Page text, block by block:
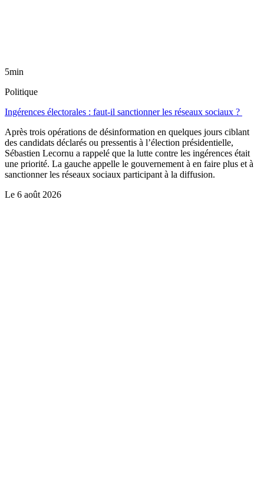
5min
Politique
Ingérences électorales : faut-il sanctionner les réseaux sociaux ?
Après trois opérations de désinformation en quelques jours ciblant
des candidats déclarés ou pressentis à l’élection présidentielle,
Sébastien Lecornu a rappelé que la lutte contre les ingérences était
une priorité. La gauche appelle le gouvernement à en faire plus et à
sanctionner les réseaux sociaux participant à la diffusion.
Le 6 août 2026